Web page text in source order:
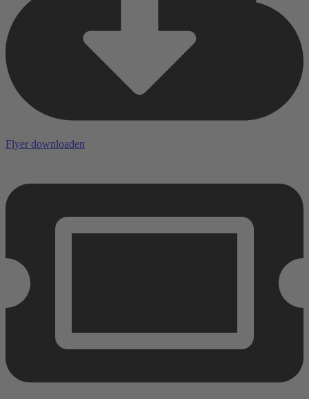
Flyer downloaden